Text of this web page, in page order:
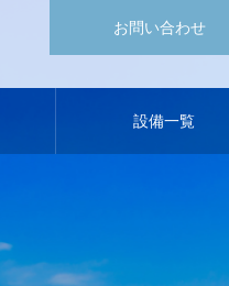
お問い合わせ
設備一覧